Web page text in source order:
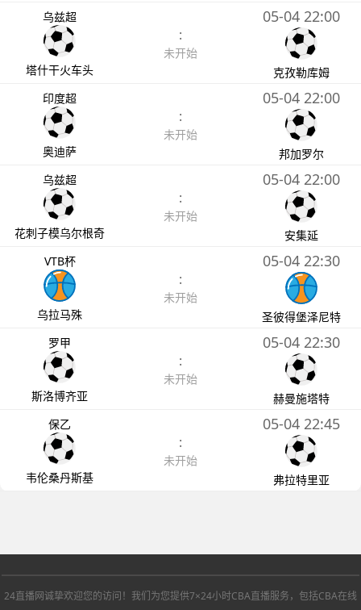
乌兹超
塔什干火车头
:
未开始
05-04 22:00
克孜勒库姆
印度超
奥迪萨
:
未开始
05-04 22:00
邦加罗尔
乌兹超
花刺子模乌尔根奇
:
未开始
05-04 22:00
安集延
VTB杯
乌拉马殊
:
未开始
05-04 22:30
圣彼得堡泽尼特
罗甲
斯洛博齐亚
:
未开始
05-04 22:30
赫曼施塔特
保乙
韦伦桑丹斯基
:
未开始
05-04 22:45
弗拉特里亚
24直播网诚挚欢迎您的访问！我们为您提供7×24小时CBA直播服务，包括CBA在线